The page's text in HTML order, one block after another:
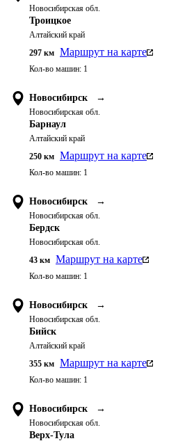
Новосибирская обл.
Троицкое
Алтайский край
297 км Маршрут на карте
Кол-во машин: 1
Новосибирск →
Новосибирская обл.
Барнаул
Алтайский край
250 км Маршрут на карте
Кол-во машин: 1
Новосибирск →
Новосибирская обл.
Бердск
Новосибирская обл.
43 км Маршрут на карте
Кол-во машин: 1
Новосибирск →
Новосибирская обл.
Бийск
Алтайский край
355 км Маршрут на карте
Кол-во машин: 1
Новосибирск →
Новосибирская обл.
Верх-Тула